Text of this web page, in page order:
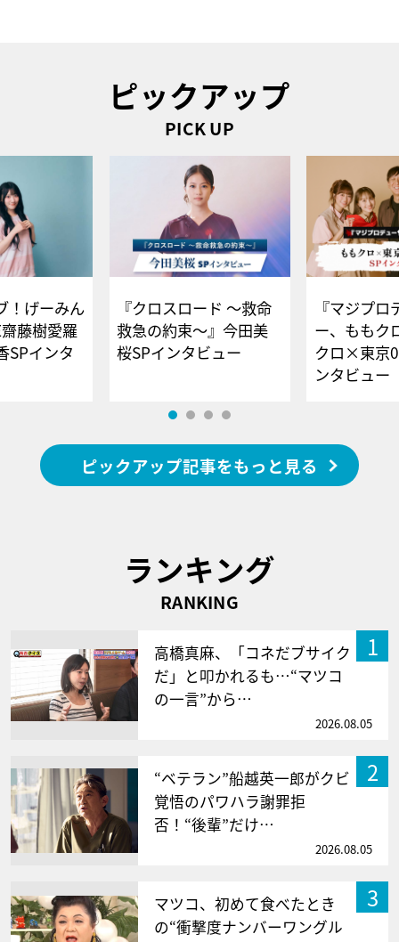
ピックアップ
PICK UP
！げーみん
藤樹愛羅
SPインタ
『クロスロード ～救命
救急の約束～』今田美
桜SPインタビュー
『マジプロ
ー、ももク
クロ×東京
ンタビュー
ピックアップ記事をもっと見る
ランキング
RANKING
1
高橋真麻、「コネだブサイク
だ」と叩かれるも…“マツコ
の一言”から…
2026.08.05
2
“ベテラン”船越英一郎がクビ
覚悟のパワハラ謝罪拒
否！“後輩”だけ…
2026.08.05
3
マツコ、初めて食べたとき
の“衝撃度ナンバーワングル